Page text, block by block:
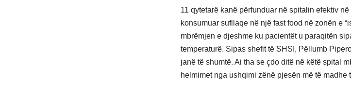
11 qytetarë kanë përfunduar në spitalin efektiv
konsumuar sufllaqe në një fast food në zonën e
mbrëmjen e djeshme ku pacientët u paraqitën
temperaturë. Sipas shefit të SHSI, Pëllumb
janë të shumtë. Ai tha se çdo ditë në këtë spital
helmimet nga ushqimi zënë pjesën më të madhe